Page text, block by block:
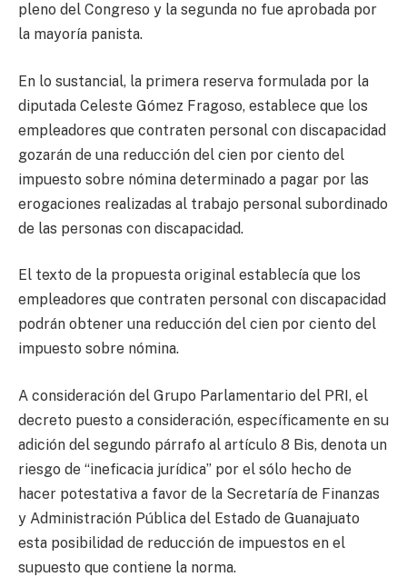
pleno del Congreso y la segunda no fue aprobada por
la mayoría panista.
En lo sustancial, la primera reserva formulada por la
diputada Celeste Gómez Fragoso, establece que los
empleadores que contraten personal con discapacidad
gozarán de una reducción del cien por ciento del
impuesto sobre nómina determinado a pagar por las
erogaciones realizadas al trabajo personal subordinado
de las personas con discapacidad.
El texto de la propuesta original establecía que los
empleadores que contraten personal con discapacidad
podrán obtener una reducción del cien por ciento del
impuesto sobre nómina.
A consideración del Grupo Parlamentario del PRI, el
decreto puesto a consideración, específicamente en su
adición del segundo párrafo al artículo 8 Bis, denota un
riesgo de “ineficacia jurídica” por el sólo hecho de
hacer potestativa a favor de la Secretaría de Finanzas
y Administración Pública del Estado de Guanajuato
esta posibilidad de reducción de impuestos en el
supuesto que contiene la norma.